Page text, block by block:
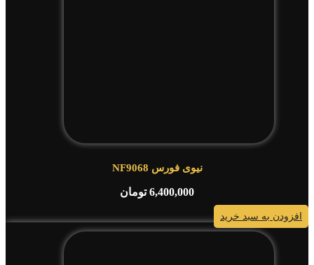
نیوی فورس NF9068
6,400,000 تومان
افزودن به سبد خرید